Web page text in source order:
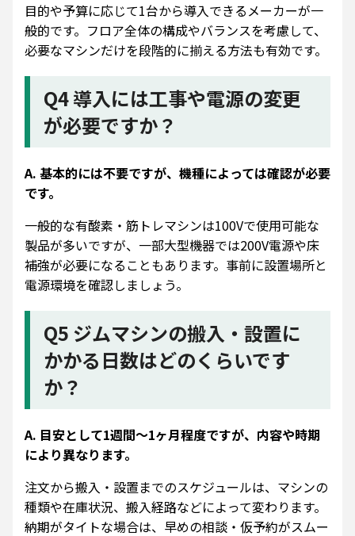
目的や予算に応じて1台から導入できるメーカーが一
般的です。フロア全体の構成やバランスを考慮して、
必要なマシンだけを段階的に揃える方法も有効です。
Q4 導入には工事や電源の変更
が必要ですか？
A. 基本的には不要ですが、機種によっては確認が必要
です。
一般的な有酸素・筋トレマシンは100Vで使用可能な
製品が多いですが、一部大型機器では200V電源や床
補強が必要になることもあります。事前に設置場所と
電源環境を確認しましょう。
Q5 ジムマシンの搬入・設置に
かかる日数はどのくらいです
か？
A. 目安として1週間〜1ヶ月程度ですが、内容や時期
により異なります。
注文から搬入・設置までのスケジュールは、マシンの
種類や在庫状況、搬入経路などによって変わります。
納期がタイトな場合は、早めの相談・仮予約がスムー